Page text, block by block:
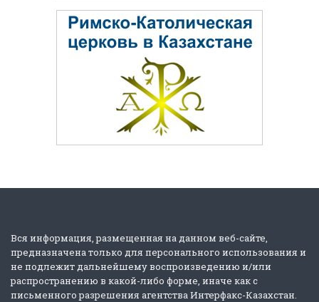
Вся информация, размещенная на данном веб-сайте,
предназначена только для персонального использования и
не подлежит дальнейшему воспроизведению и/или
распространению в какой-либо форме, иначе как с
письменного разрешения агентства Интерфакс-Казахстан.